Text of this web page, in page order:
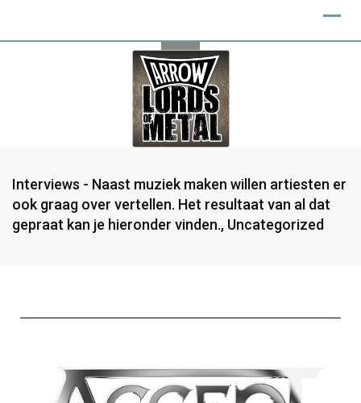
Interviews - Naast muziek maken willen artiesten er
ook graag over vertellen. Het resultaat van al dat
gepraat kan je hieronder vinden., Uncategorized